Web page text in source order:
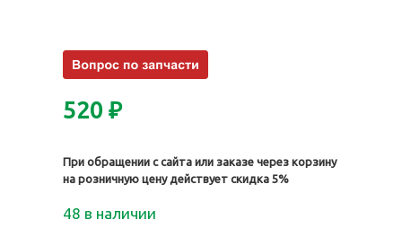
520 ₽
При обращении с сайта или заказе через корзину
на розничную цену действует скидка 5%
48 в наличии